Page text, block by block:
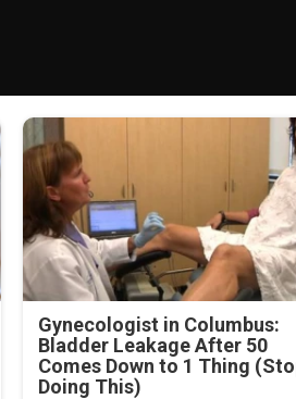
Gynecologist in Columbus:
Bladder Leakage After 50
Comes Down to 1 Thing
Doing This)